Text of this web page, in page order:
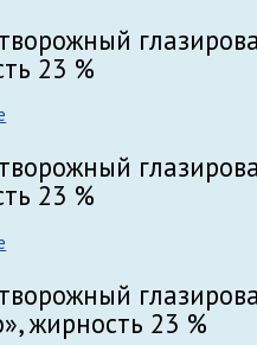
23 %
23 %
жирность 23 %